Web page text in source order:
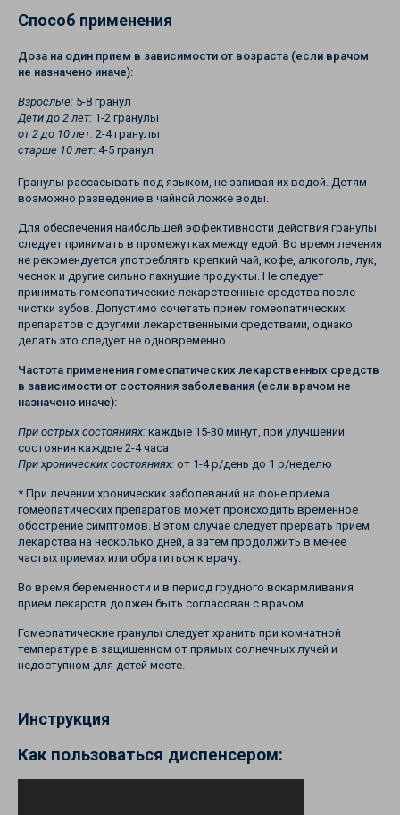
Способ применения
Доза на один прием в зависимости от возраста (если врачом
не назначено иначе):
Взрослые: 5-8 гранул
Дети до 2 лет: 1-2 гранулы
от 2 до 10 лет: 2-4 гранулы
старше 10 лет: 4-5 гранул
Гранулы рассасывать под языком, не запивая их водой. Детям
возможно разведение в чайной ложке воды.
Для обеспечения наибольшей эффективности действия гранулы
следует принимать в промежутках между едой. Во время лечения
не рекомендуется употреблять крепкий чай, кофе, алкоголь, лук,
чеснок и другие сильно пахнущие продукты. Не следует
принимать гомеопатические лекарственные средства после
чистки зубов. Допустимо сочетать прием гомеопатических
препаратов с другими лекарственными средствами, однако
делать это следует не одновременно.
Частота применения гомеопатических лекарственных средств
в зависимости от состояния заболевания (если врачом не
назначено иначе):
При острых состояниях: каждые 15-30 минут, при улучшении
состояния каждые 2-4 часа
При хронических состояниях: от 1-4 р/день до 1 р/неделю
* При лечении хронических заболеваний на фоне приема
гомеопатических препаратов может происходить временное
обострение симптомов. В этом случае следует прервать прием
лекарства на несколько дней, а затем продолжить в менее
частых приемах или обратиться к врачу.
Во время беременности и в период грудного вскармливания
прием лекарств должен быть согласован с врачом.
Гомеопатические гранулы следует хранить при комнатной
температуре в защищенном от прямых солнечных лучей и
недоступном для детей месте.
Инструкция
Как пользоваться диспенсером: